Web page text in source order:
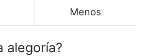
Menos
alegoría?